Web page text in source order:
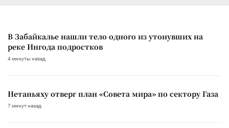
В Забайкалье нашли тело одного из утонувших на
реке Ингода подростков
4 минуты назад
Нетаньяху отверг план «Совета мира» по сектору Газа
7 минут назад